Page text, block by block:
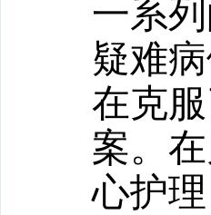
一系
疑难
在克
案。
心护